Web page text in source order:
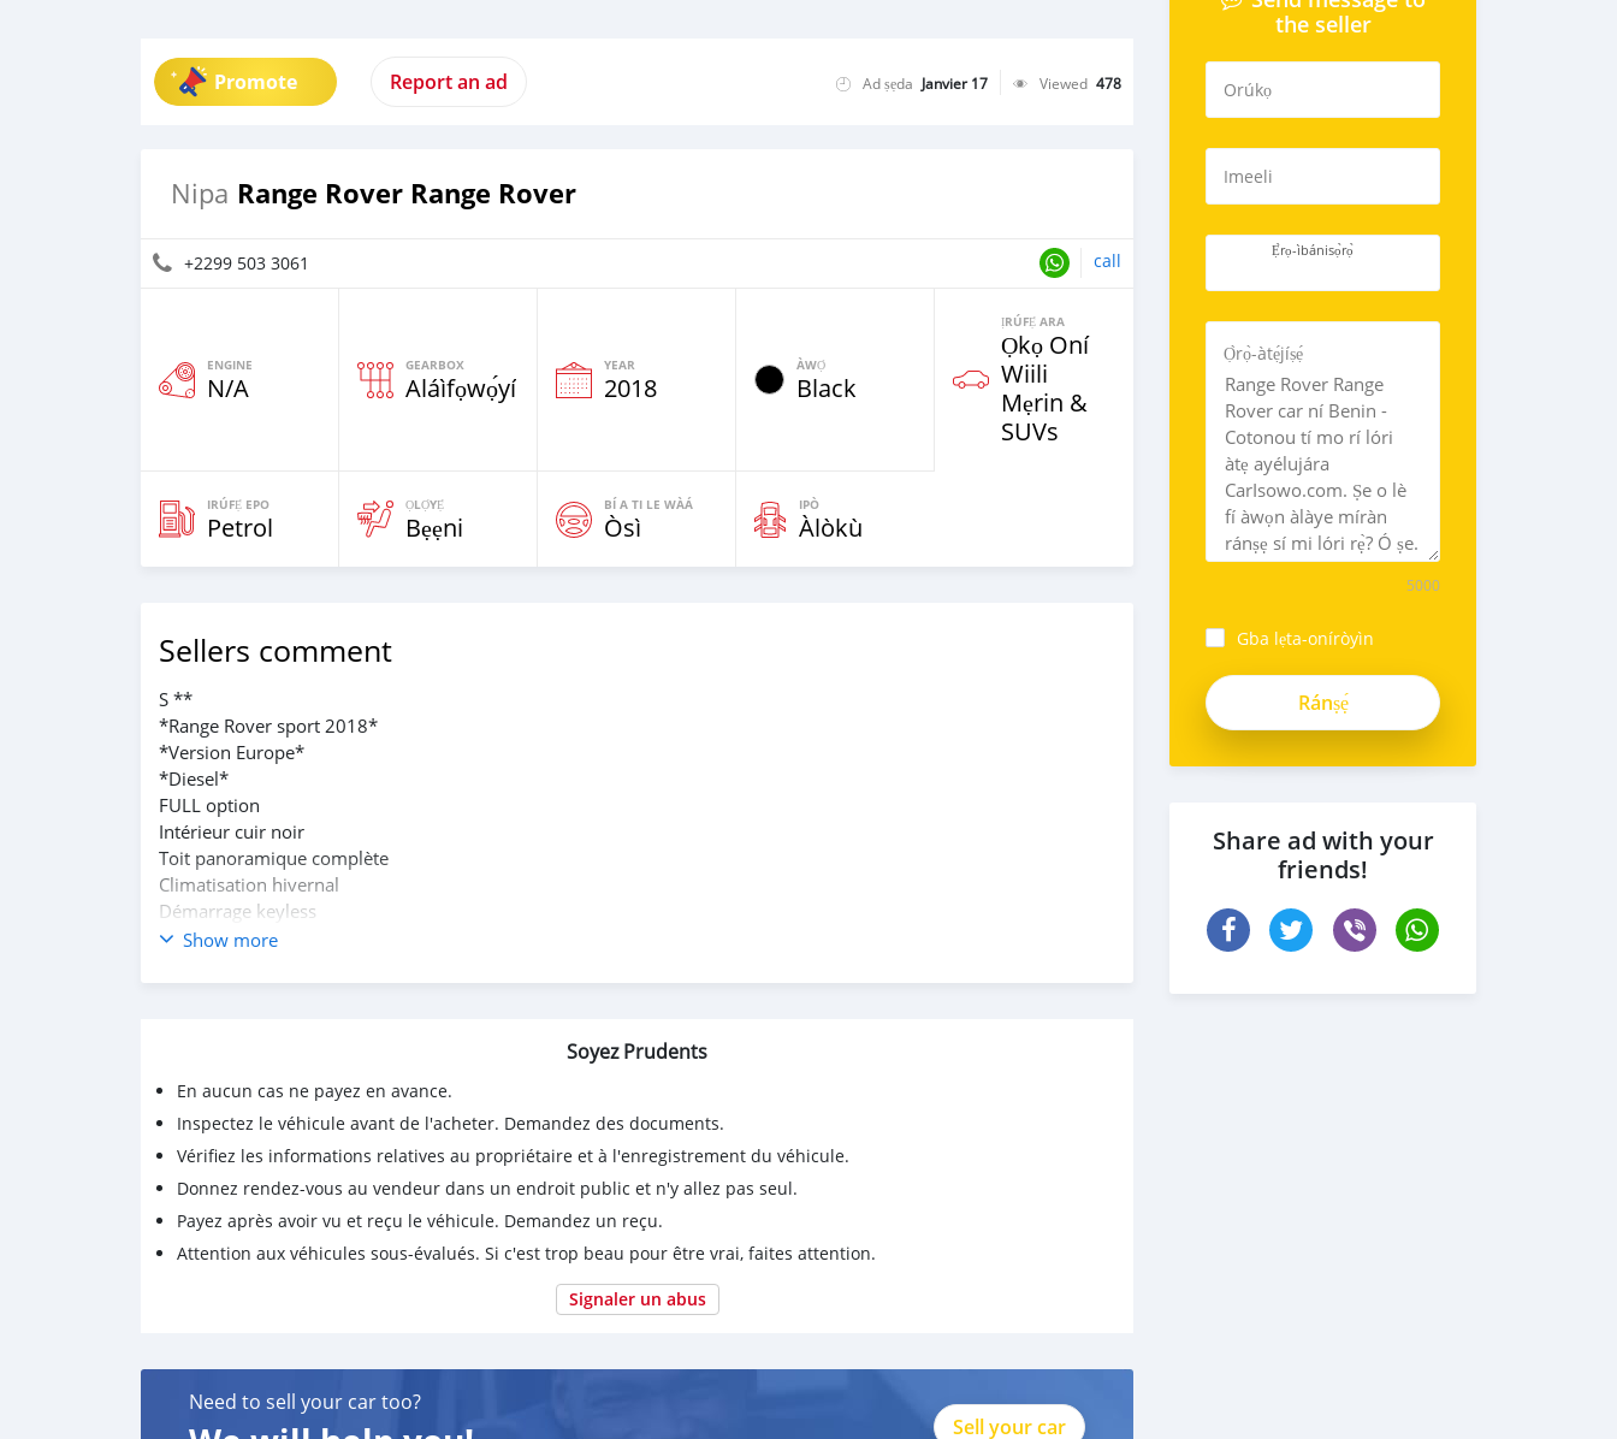
Promote Report an ad Ad ṣẹda Janvier 17 Viewed 478
Nipa Range Rover Range Rover
+2299 503 3061 call
ENGINE
N/A
GEARBOX
Aláìfọwọ́yí
YEAR
2018
ÀWỌ̀
Black
ỊRÚFẸ́ ARA
Ọkọ Oní
Wiili
Mẹrin &
SUVs
IRÚFẸ́ EPO
Petrol
ỌLỌ́YẸ́
Bẹẹni
BÍ A TI LE WÀÁ
Òsì
IPÒ
Àlòkù
Sellers comment
S **
*Range Rover sport 2018*
*Version Europe*
*Diesel*
FULL option
Intérieur cuir noir
Toit panoramique complète
Climatisation hivernal
Démarrage keyless
Série CA
Papier à jour
Show more
Soyez Prudents
En aucun cas ne payez en avance.
Inspectez le véhicule avant de l'acheter. Demandez des documents.
Vérifiez les informations relatives au propriétaire et à l'enregistrement du véhicule.
Donnez rendez-vous au vendeur dans un endroit public et n'y allez pas seul.
Payez après avoir vu et reçu le véhicule. Demandez un reçu.
Attention aux véhicules sous-évalués. Si c'est trop beau pour être vrai, faites attention.
Signaler un abus
Need to sell your car too?
Sell your car
the seller
Orúkọ
Imeeli
Ẹ̀rọ-ìbánisọ̀rọ̀
Ọ̀rọ̀-àtẹ́jíṣẹ́
5000
Gba lẹta-oníròyìn
oyxEh-
A3h4pBzoyD2zvQ
Share ad with your
friends!